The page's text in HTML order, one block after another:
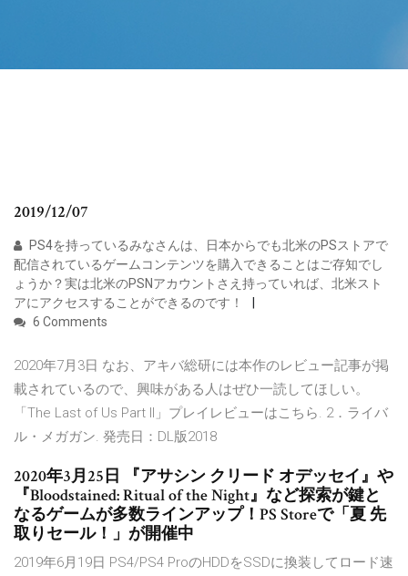
2019/12/07
PS4を持っているみなさんは、日本からでも北米のPSストアで
配信されているゲームコンテンツを購入できることはご存知でし
ょうか？実は北米のPSNアカウントさえ持っていれば、北米スト
アにアクセスすることができるのです！
6 Comments
2020年7月3日 なお、アキバ総研には本作のレビュー記事が掲
載されているので、興味がある人はぜひ一読してほしい。
「The Last of Us Part II」プレイレビューはこちら. 2．ライバ
ル・メガガン. 発売日：DL版2018
2020年3月25日 『アサシン クリード オデッセイ』や
『Bloodstained: Ritual of the Night』など探索が鍵と
なるゲームが多数ラインアップ！PS Storeで「夏 先
取りセール！」が開催中
2019年6月19日 PS4/PS4 ProのHDDをSSDに換装してロード速